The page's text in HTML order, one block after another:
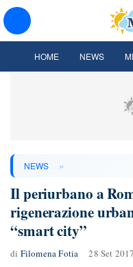
HOME NEWS
NEWS »
Il periurbano a
rigenerazione
“smart city”
di Filomena Fotia 28 Set